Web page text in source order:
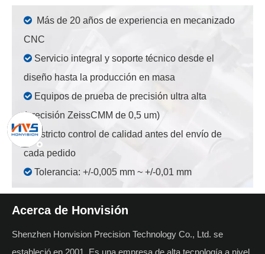

Más de 20 años de experiencia en mecanizado
CNC
 Servicio integral y soporte técnico desde el
diseño hasta la producción en masa
 Equipos de prueba de precisión ultra alta
(precisión ZeissCMM de 0,5 um)
Estricto control de calidad antes del envío de
cada pedido
 Tolerancia: +/-0,005 mm ~ +/-0,01 mm
Acerca de Honvisión
Shenzhen Honvision Precision Technology Co., Ltd. se
estableció en 2001. Es una empresa de alta tecnología a nivel